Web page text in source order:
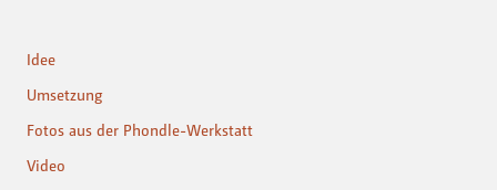
Idee
Umsetzung
Fotos aus der Phondle-Werkstatt
Video